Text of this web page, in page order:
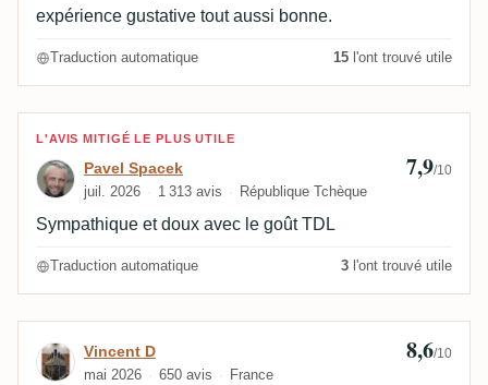
expérience gustative tout aussi bonne.
Traduction automatique 15 l'ont trouvé utile
Avis de Pavel Spacek
L'AVIS MITIGÉ LE PLUS UTILE
Pavel Spacek
juil. 2026 1 313 avis République Tchèque
7,9/10
Sympathique et doux avec le goût TDL
Traduction automatique 3 l'ont trouvé utile
Avis de Vincent D
Vincent D
mai 2026 650 avis France
8,6/10